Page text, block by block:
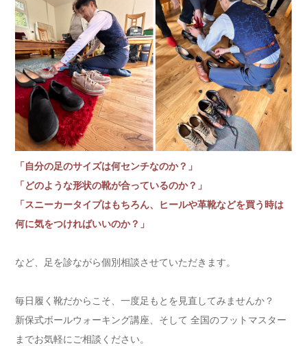
「自分の足のサイズは何センチなのか？」
「どのような形状の靴が合っているのか？」
「スニーカータイプはもちろん、ヒールや革靴などを買う時は
何に気をつければいいのか？」
など、足を診ながら個別相談させていただきます。
毎日履く靴だからこそ、一度足もとを見直してみませんか？
新保式ボールウォーキング講座、そして 全国のフットマスター
までお気軽にご相談ください。